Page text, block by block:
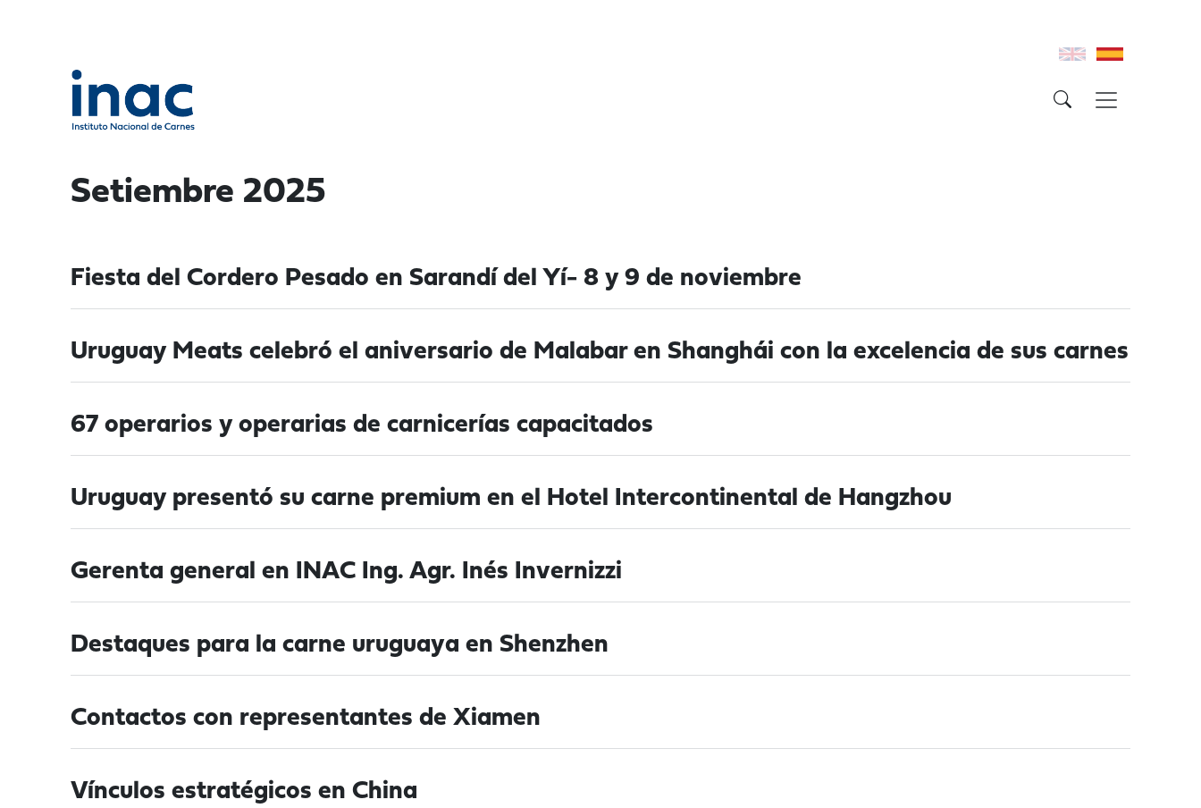
Setiembre 2025
Fiesta del Cordero Pesado en Sarandí del Yí- 8 y 9 de noviembre
Uruguay Meats celebró el aniversario de Malabar en Shanghái con la excelencia de sus carnes
67 operarios y operarias de carnicerías capacitados
Uruguay presentó su carne premium en el Hotel Intercontinental de Hangzhou
Gerenta general en INAC Ing. Agr. Inés Invernizzi
Destaques para la carne uruguaya en Shenzhen
Contactos con representantes de Xiamen
Vínculos estratégicos en China